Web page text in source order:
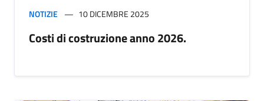
NOTIZIE 10 DICEMBRE 2025
Costi di costruzione anno 2026.